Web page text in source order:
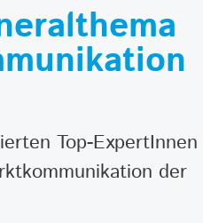
Top-
der